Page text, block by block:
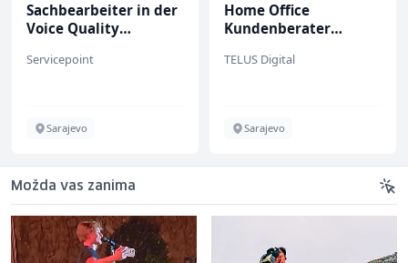
Sachbearbeiter in der
Voice Quality
Servicepoint
Sarajevo
Home Office
Kundenberater
renommiertes
TELUS Digital
Sarajevo
Možda vas zanima